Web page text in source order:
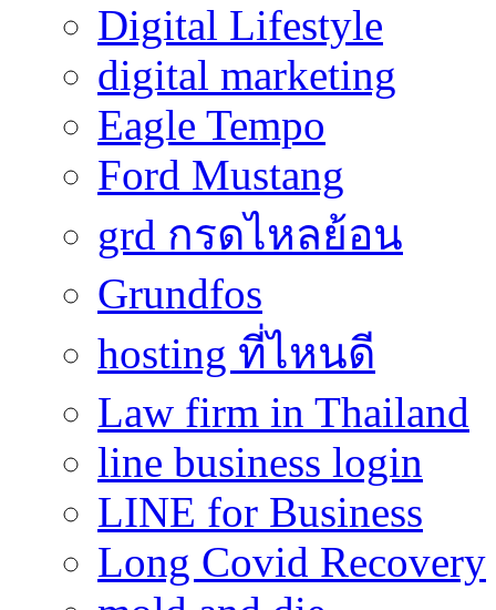
Digital Lifestyle
digital marketing
Eagle Tempo
Ford Mustang
grd กรดไหลย้อน
Grundfos
hosting ที่ไหนดี
Law firm in Thailand
line business login
LINE for Business
Long Covid Recovery